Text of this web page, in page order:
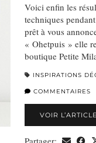
Voici enfin les
techniques
prêt à vous
« Ohetpuis » elle
boutique Petite
INSPIRATIONS
COMMENTAIRES
VOIR
Partager: